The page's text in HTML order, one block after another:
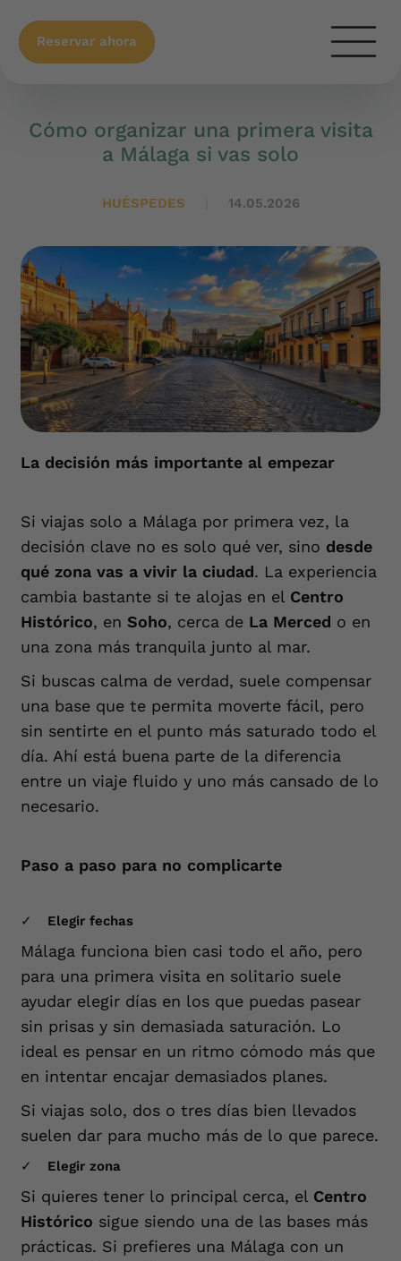
Reservar ahora
Cómo organizar una primera visita
a Málaga si vas solo
HUÉSPEDES 14.05.2026
La decisión más importante al empezar
Si viajas solo a Málaga por primera vez, la
decisión clave no es solo qué ver, sino desde
qué zona vas a vivir la ciudad. La experiencia
cambia bastante si te alojas en el Centro
Histórico, en Soho, cerca de La Merced o en
una zona más tranquila junto al mar.
Si buscas calma de verdad, suele compensar
una base que te permita moverte fácil, pero
sin sentirte en el punto más saturado todo el
día. Ahí está buena parte de la diferencia
entre un viaje fluido y uno más cansado de lo
necesario.
Paso a paso para no complicarte
Elegir fechas
Málaga funciona bien casi todo el año, pero
para una primera visita en solitario suele
ayudar elegir días en los que puedas pasear
sin prisas y sin demasiada saturación. Lo
ideal es pensar en un ritmo cómodo más que
en intentar encajar demasiados planes.
Si viajas solo, dos o tres días bien llevados
suelen dar para mucho más de lo que parece.
Elegir zona
Si quieres tener lo principal cerca, el Centro
Histórico sigue siendo una de las bases más
prácticas. Si prefieres una Málaga con un